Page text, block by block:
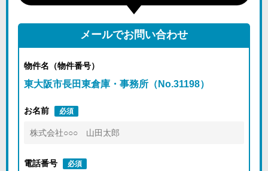
メールでお問い合わせ
物件名（物件番号）
東大阪市長田東倉庫・事務所（No.31198）
お名前 必須
電話番号 必須